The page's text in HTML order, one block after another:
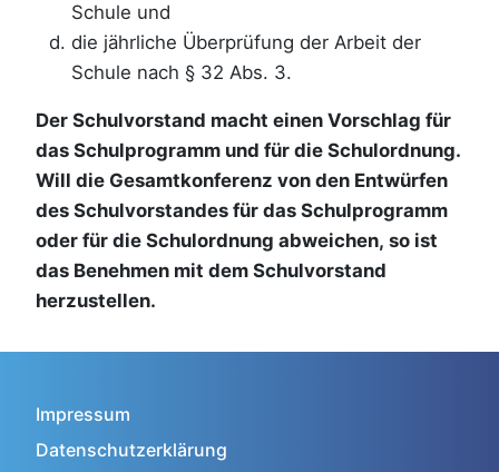
Schule und
die jährliche Überprüfung der Arbeit der
Schule nach § 32 Abs. 3.
Der Schulvorstand macht einen Vorschlag für
das Schulprogramm und für die Schulordnung.
Will die Gesamtkonferenz von den Entwürfen
des Schulvorstandes für das Schulprogramm
oder für die Schulordnung abweichen, so ist
das Benehmen mit dem Schulvorstand
herzustellen.
Impressum
Datenschutzerklärung